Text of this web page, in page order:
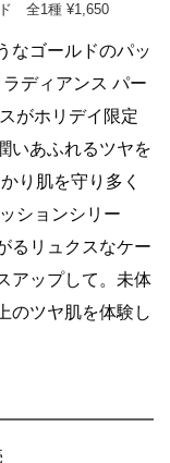
全1種 ¥1,650
なゴールドのパッ
ディアンス パー
がホリデイ限定
いあふれるツヤを
り肌を守り多く
ションシリー
るリュクスなケー
アップして。未体
のツヤ肌を体験し